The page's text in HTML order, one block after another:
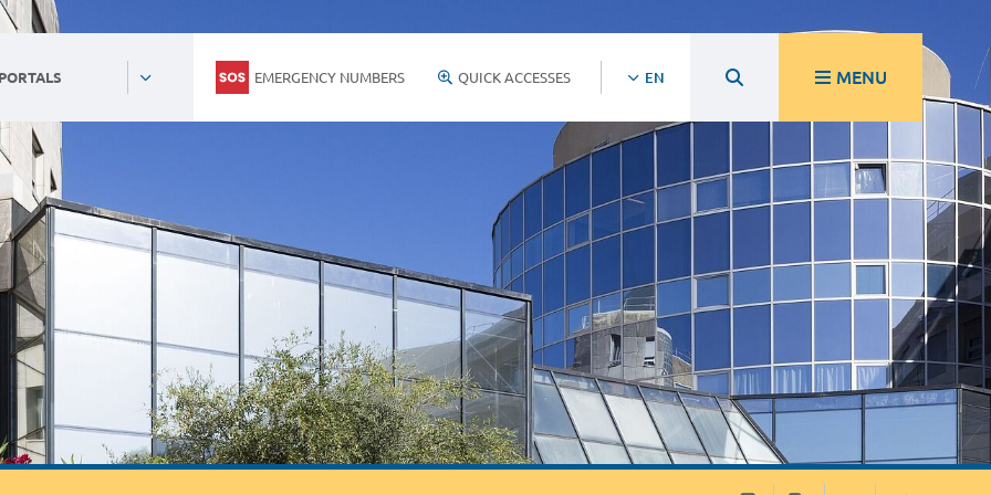
EMERGENCY NUMBERS QUICK ACCESSES EN MENU